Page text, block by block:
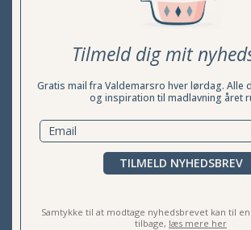
Tilmeld dig mit
Gratis mail fra Valdemarsro hver lørdag. Alle
og inspiration til madlavning året
TILMELD NYHEDSBREV
Samtykke til at modtage nyhedsbrevet kan til
tilbage, læs mere her